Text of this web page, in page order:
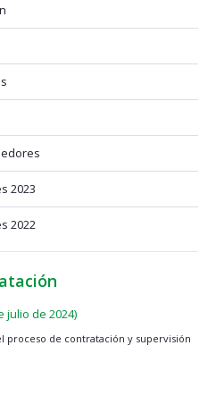
2023
2022
julio de 2024)
proceso de contratación y supervisión